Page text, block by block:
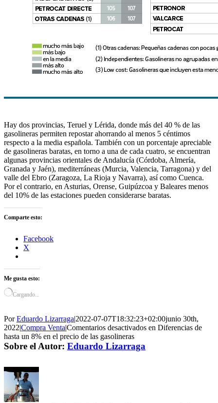
Hay dos provincias, Teruel y Lérida, donde más del 40 % de las
gasolineras permiten repostar ahorrando al menos 5 céntimos
respecto a la media española. También con un porcentaje apreciable
de gasolineras baratas, en torno a una de cada cuatro, se encuentran
algunas provincias orientales de Andalucía (Córdoba, Almería,
Granada y Jaén), mediterráneas (Murcia, Valencia, Tarragona) y del
valle del Ebro (Zaragoza, La Rioja y Navarra), así como Cuenca.
Por el contrario, en Asturias, Orense, Guipúzcoa y Baleares menos
del 10% de las estaciones pueden considerarse baratas.
Comparte esto:
Facebook
X
Me gusta esto:
Cargando...
PorEduardo Lizarraga|2022-07-07T18:32:23+02:00junio 30th,
2022|Compra Venta|Comentarios desactivados en Diferencias de
hasta un 8% en el precio de las gasolineras
Sobre el Autor: Eduardo Lizarraga